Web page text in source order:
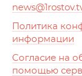
news
Политика
информации
Согласие на
помощью